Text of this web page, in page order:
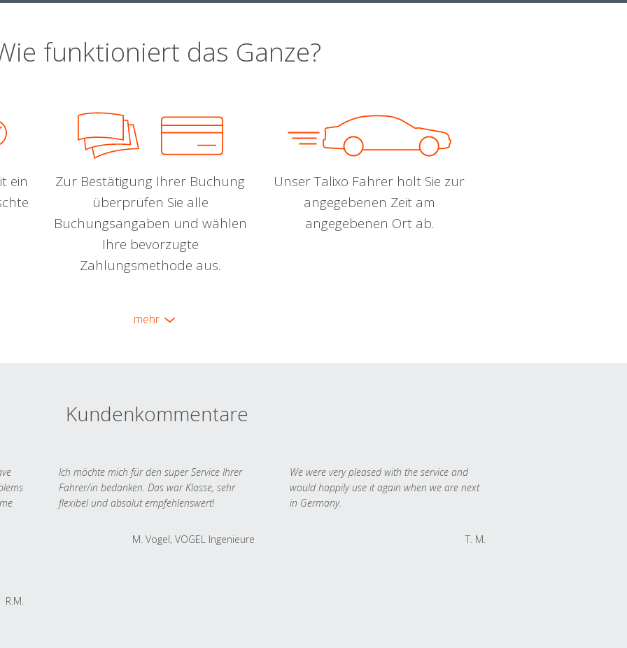
funktioniert das Ganze?
ein
Zur Bestätigung Ihrer Buchung
überprüfen Sie alle
Buchungsangaben und wählen
Ihre bevorzugte
Zahlungsmethode aus.
Unser Talixo Fahrer holt Sie zur
angegebenen Zeit am
angegebenen Ort ab.
mehr
Kundenkommentare
R.M.
Ich möchte mich für den super Service Ihrer
Fahrer/in bedanken. Das war Klasse, sehr
flexibel und absolut empfehlenswert!
M. Vogel, VOGEL Ingenieure
We were very pleased with the service and
would happily use it again when we are next
in Germany.
T. M.